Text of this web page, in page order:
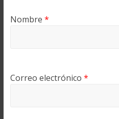
Nombre *
Correo electrónico *